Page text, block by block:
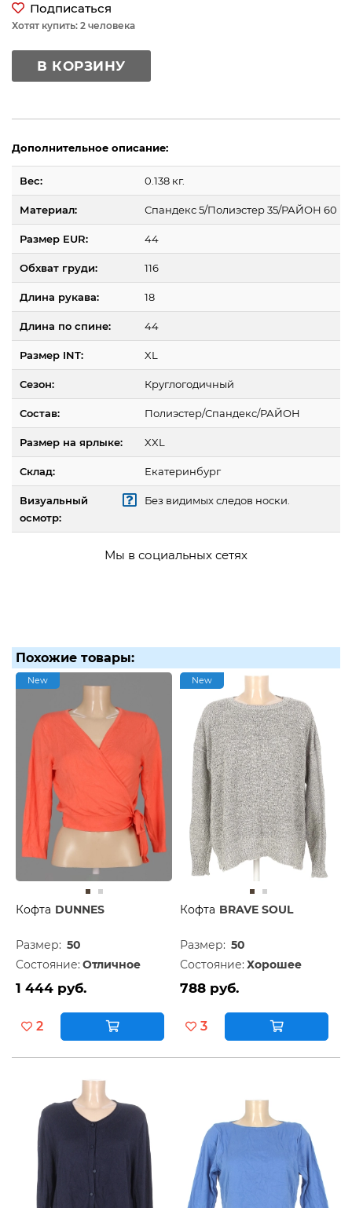
Подписаться
Хотят купить: 2 человека
В КОРЗИНУ
Дополнительное описание:
Вес: 0.138 кг.
Материал: Спандекс 5/Полиэстер 35/РАЙОН 60
Размер EUR: 44
Обхват груди: 116
Длина рукава: 18
Длина по спине: 44
Размер INT: XL
Сезон: Круглогодичный
Состав: Полиэстер/Спандекс/РАЙОН
Размер на ярлыке: XXL
Склад: Екатеринбург
Визуальный
осмотр:
Без видимых следов носки.
Мы в социальных сетях
Похожие товары:
New
Кофта DUNNES
Размер: 50
Состояние: Отличное
1 444 руб.
2
New
Кофта BRAVE SOUL
Размер: 50
Состояние: Хорошее
788 руб.
3